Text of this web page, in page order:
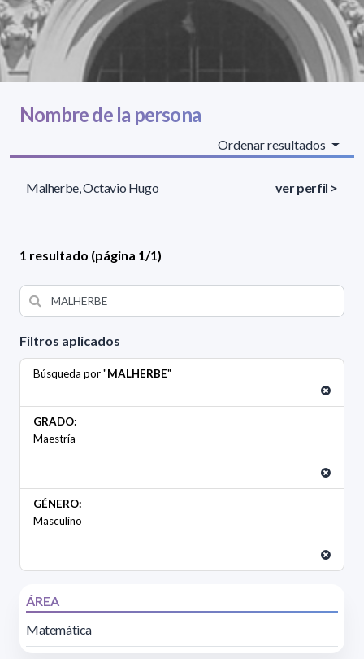
Filtros aplicados
Búsqueda por "MALHERBE"
GRADO:
Maestría
GÉNERO:
Masculino
ÁREA
Matemática
Nombre de la persona
Ordenar resultados
Malherbe, Octavio Hugo ver perfil >
1 resultado (página 1/1)